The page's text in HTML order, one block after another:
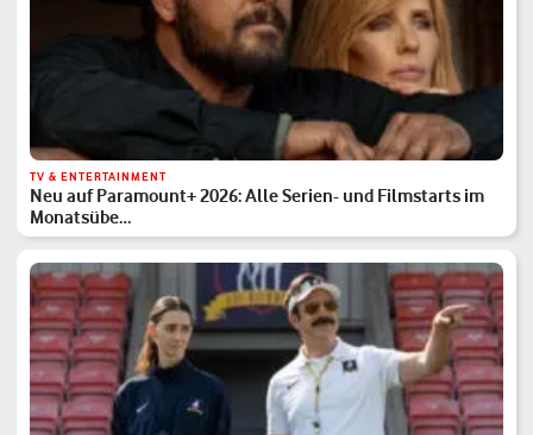
TV & ENTERTAINMENT
Neu auf Paramount+ 2026: Alle Serien- und Filmstarts im
Monatsübe…